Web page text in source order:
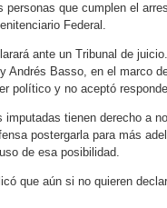
que cumplen el
Federal.
ante un Tribunal de
Andrés Basso, en el marco
político y no aceptó
tienen derecho a
postergarla para más
de esa posibilidad.
que aún si no quieren